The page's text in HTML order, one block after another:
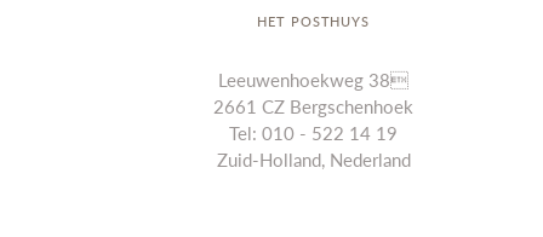
HET POSTHUYS
Leeuwenhoekweg 38
2661 CZ Bergschenhoek
Tel: 010 - 522 14 19
Zuid-Holland, Nederland